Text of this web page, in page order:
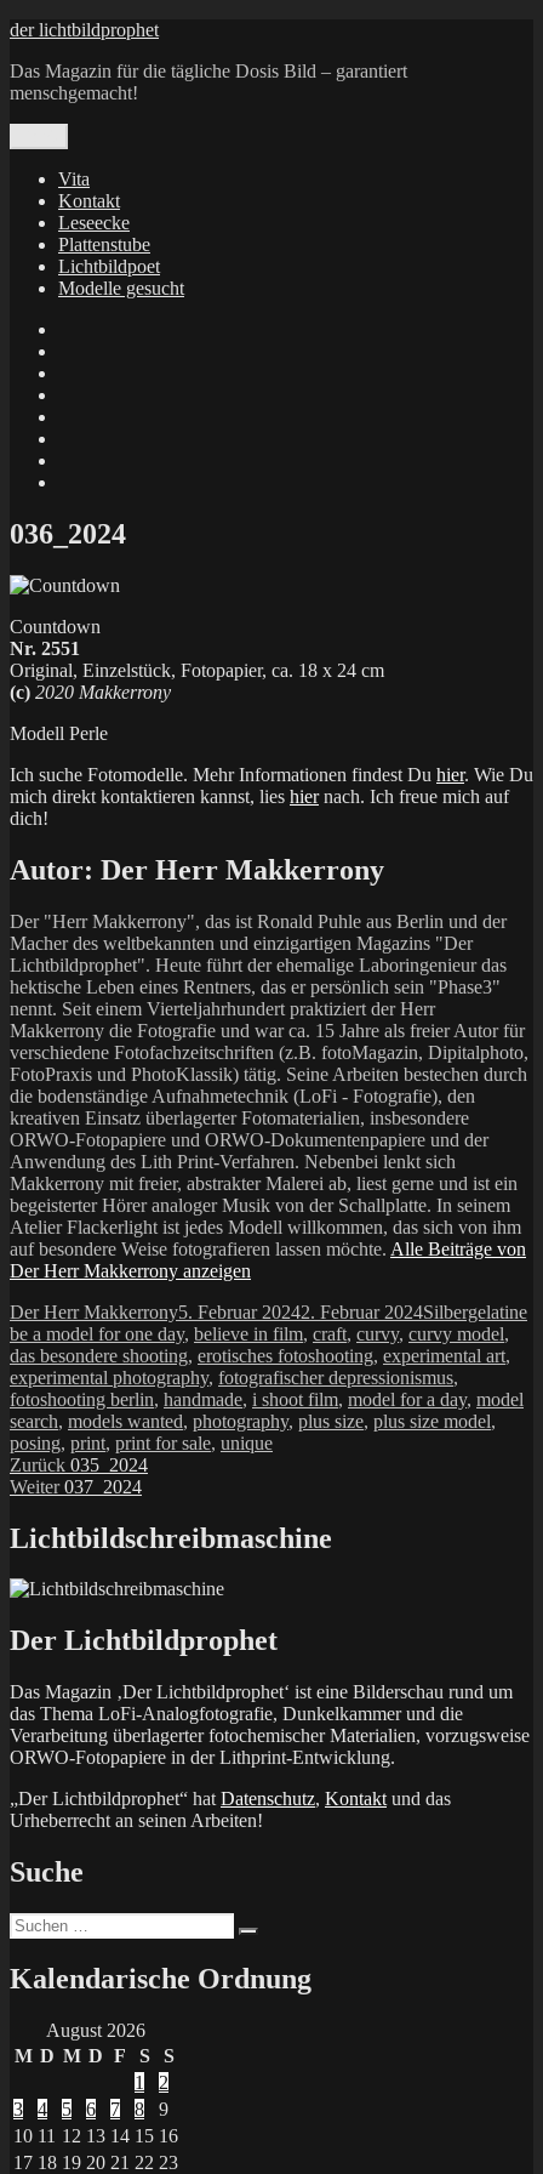
Zum
springen
der lichtbildprophet
Das Magazin für die tägliche Dosis Bild – garantiert
menschgemacht!
Vita
Kontakt
Leseecke
Plattenstube
Lichtbildpoet
Modelle gesucht
X
036_2024
Countdown
Nr. 2551
Original, Einzelstück, Fotopapier, ca. 18 x 24 cm
(c) 2020 Makkerrony
Modell Perle
Ich suche Fotomodelle. Mehr Informationen findest Du hier. Wie Du
mich direkt kontaktieren kannst, lies hiernach. Ich freue mich auf
dich!
Autor: Der Herr Makkerrony
Der "Herr Makkerrony", das ist Ronald Puhle aus Berlin und der
Macher des weltbekannten und einzigartigen Magazins "Der
Lichtbildprophet". Heute führt der ehemalige Laboringenieur das
hektische Leben eines Rentners, das er persönlich sein "Phase3"
nennt. Seit einem Vierteljahrhundert praktiziert der Herr
Makkerrony die Fotografie und war ca. 15 Jahre als freier Autor für
verschiedene Fotofachzeitschriften (z.B. fotoMagazin, Dipitalphoto,
FotoPraxis und PhotoKlassik) tätig. Seine Arbeiten bestechen durch
die bodenständige Aufnahmetechnik (LoFi - Fotografie), den
kreativen Einsatz überlagerter Fotomaterialien, insbesondere
ORWO-Fotopapiere und ORWO-Dokumentenpapiere und der
Anwendung des Lith Print-Verfahren. Nebenbei lenkt sich
Makkerrony mit freier, abstrakter Malerei ab, liest gerne und ist ein
begeisterter Hörer analoger Musik von der Schallplatte. In seinem
Atelier Flackerlight ist jedes Modell willkommen, das sich von ihm
auf besondere Weise fotografieren lassen möchte. Alle Beiträge von
Der Herr Makkerrony anzeigen
Autor
Der Herr MakkerronyVeröffentlicht
am
5. Februar 20242. Februar 2024Kategorien
Silbergelatine
be a model for one day, believe in film, craft, curvy, curvy model,
das besondere shooting, erotisches fotoshooting, experimental art,
experimental photography, fotografischer depressionismus,
fotoshooting berlin, handmade, i shoot film, model for a day, model
search, models wanted, photography, plus size, plus size model,
posing, print, print for sale, unique
Beitragsnavigation
Zurück Vorheriger
Beitrag:
035_2024
Weiter Nächster
037_2024
Lichtbildschreibmaschine
Der Lichtbildprophet
Das Magazin ‚Der Lichtbildprophet‘ ist eine Bilderschau rund um
das Thema LoFi-Analogfotografie, Dunkelkammer und die
Verarbeitung überlagerter fotochemischer Materialien, vorzugsweise
ORWO-Fotopapiere in der Lithprint-Entwicklung.
„Der Lichtbildprophet“ hat Datenschutz, Kontakt und das
Urheberrecht an seinen Arbeiten!
Suche
Suchen
nach:
Kalendarische Ordnung
August 2026
M D M D F S
S
1
2
3
4 5 6 7 8
9
10 11 12 13 14 15 16
17 18 19 20 21 22 23